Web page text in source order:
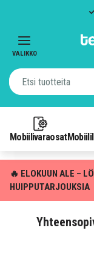
VALIKKO
Mobiilivaraosat
🔥 ELOKUUN ALE –
HUIPPUTARJOUKSIA